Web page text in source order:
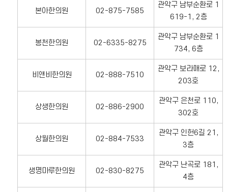
본아한의원 02-875-7585
관악구 남부순환로 1
619-1, 2층
봉천한의원 02-6335-8275
관악구 남부순환로 1
734, 6층
비앤비한의원 02-888-7510
관악구 보라매로 12,
203호
상생한의원 02-886-2900
관악구 은천로 110,
302호
상월한의원 02-884-7533
관악구 인헌6길 21,
3층
생명마루한의원 02-830-8275
관악구 난곡로 181,
4층